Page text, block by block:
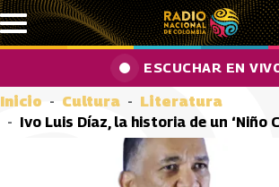
Pasar al contenido principal
ESCUCHAR EN
Inicio Cultura
Literatura
Ivo Luis Díaz, la historia de un ‘Niño